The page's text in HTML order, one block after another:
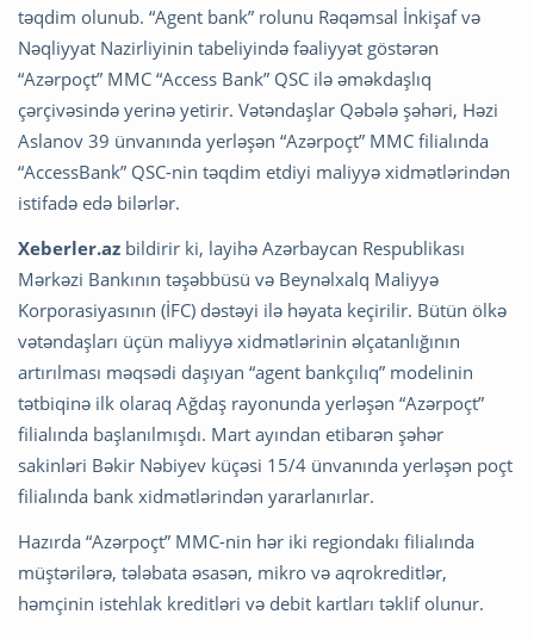
təqdim olunub. “Agent bank” rolunu Rəqəmsal İnkişaf və
Nəqliyyat Nazirliyinin tabeliyində fəaliyyət göstərən
“Azərpoçt” MMC “Access Bank” QSC ilə əməkdaşlıq
çərçivəsində yerinə yetirir. Vətəndaşlar Qəbələ şəhəri, Həzi
Aslanov 39 ünvanında yerləşən “Azərpoçt” MMC filialında
“AccessBank” QSC-nin təqdim etdiyi maliyyə xidmətlərindən
istifadə edə bilərlər.
Xeberler.az bildirir ki, layihə Azərbaycan Respublikası
Mərkəzi Bankının təşəbbüsü və Beynəlxalq Maliyyə
Korporasiyasının (İFC) dəstəyi ilə həyata keçirilir. Bütün ölkə
vətəndaşları üçün maliyyə xidmətlərinin əlçatanlığının
artırılması məqsədi daşıyan “agent bankçılıq” modelinin
tətbiqinə ilk olaraq Ağdaş rayonunda yerləşən “Azərpoçt”
filialında başlanılmışdı. Mart ayından etibarən şəhər
sakinləri Bəkir Nəbiyev küçəsi 15/4 ünvanında yerləşən poçt
filialında bank xidmətlərindən yararlanırlar.
Hazırda “Azərpoçt” MMC-nin hər iki regiondakı filialında
müştərilərə, tələbata əsasən, mikro və aqrokreditlər,
həmçinin istehlak kreditləri və debit kartları təklif olunur.